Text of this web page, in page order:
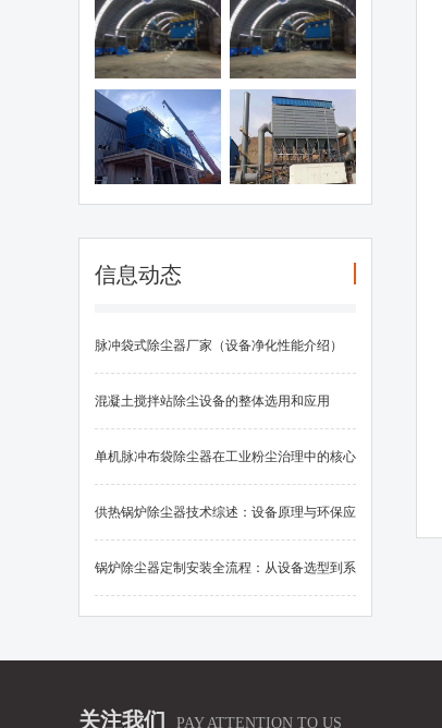
破碎车间除尘器
PPC64-6型气箱
式脉冲除尘器
信息动态
脉冲袋式除尘器厂家（设备净化性能介绍）
混凝土搅拌站除尘设备的整体选用和应用
单机脉冲布袋除尘器在工业粉尘治理中的核心
应用
供热锅炉除尘器技术综述：设备原理与环保应
用
锅炉除尘器定制安装全流程：从设备选型到系
关注我们 PAY ATTENTION TO US